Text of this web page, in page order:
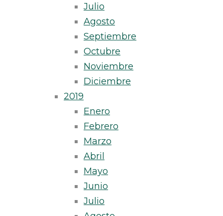
Julio
Agosto
Septiembre
Octubre
Noviembre
Diciembre
2019
Enero
Febrero
Marzo
Abril
Mayo
Junio
Julio